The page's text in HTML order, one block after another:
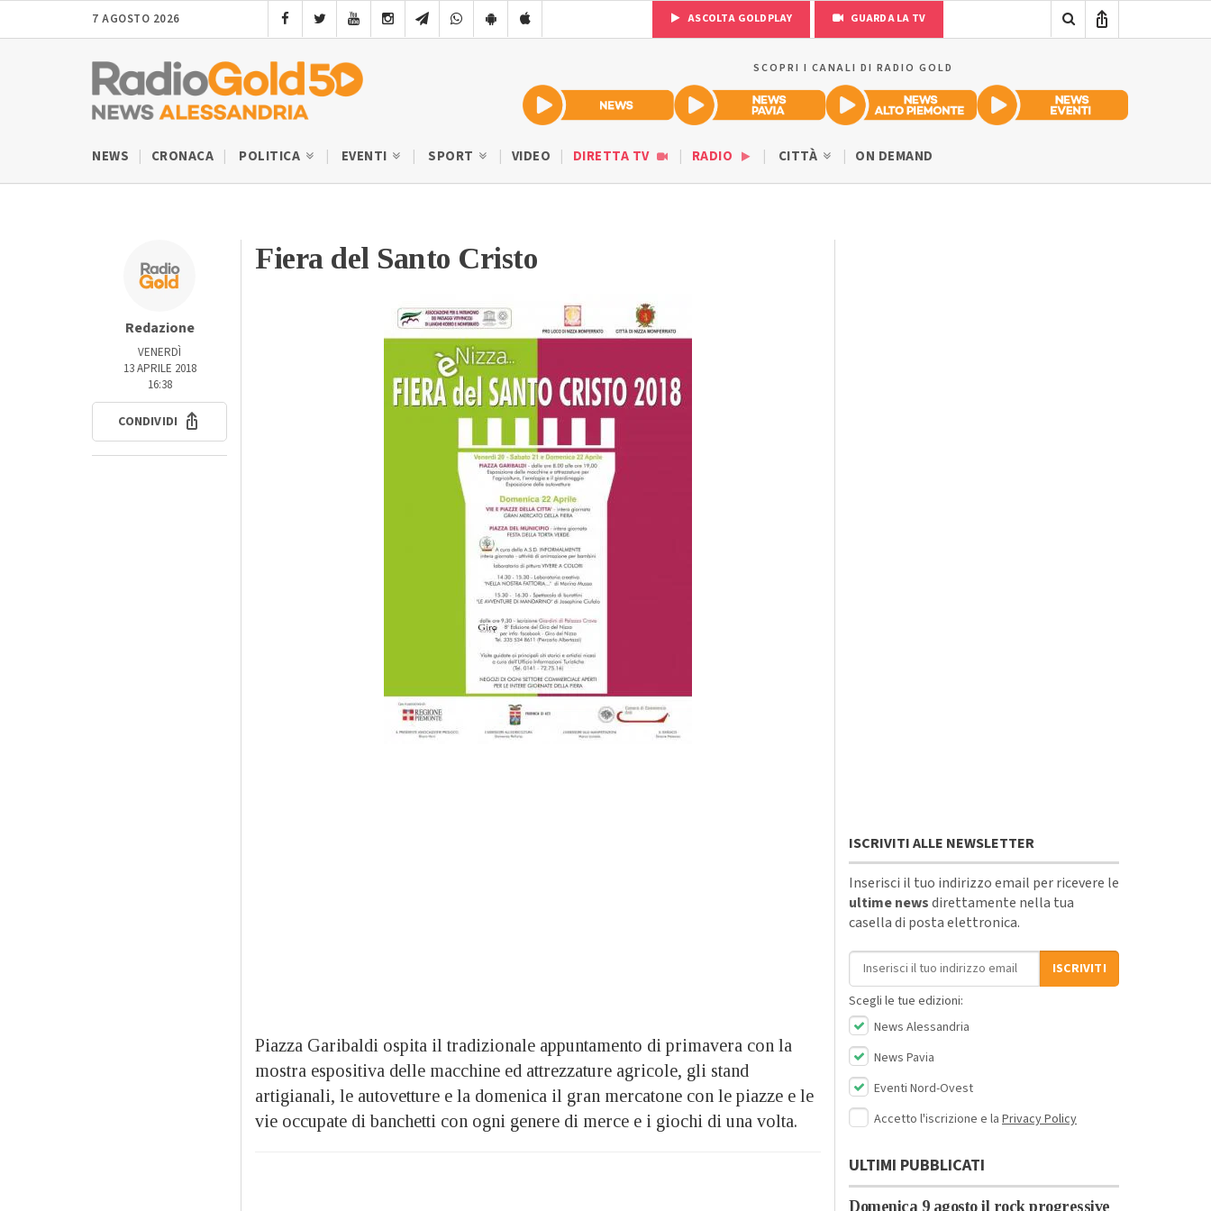
7 AGOSTO 2026 ASCOLTA GOLDPLAY GUARDA LA TV
SCOPRI I CANALI DI RADIO GOLD
NEWS CRONACA POLITICA EVENTI SPORT VIDEO DIRETTA TV RADIO CITTÀ ON DEMAND
Redazione
VENERDÌ
13 APRILE 2018
16:38
CONDIVIDI
Fiera del Santo Cristo
Piazza Garibaldi ospita il tradizionale appuntamento di primavera con la
mostra espositiva delle macchine ed attrezzature agricole, gli stand
artigianali, le autovetture e la domenica il gran mercatone con le piazze e le
vie occupate di banchetti con ogni genere di merce e i giochi di una volta.
ISCRIVITI ALLE NEWSLETTER
Inserisci il tuo indirizzo email per ricevere le
ultime newsdirettamente nella tua
casella di posta elettronica.
Indirizzo email
ISCRIVITI
Scegli le tue edizioni:
News Alessandria
News Pavia
Eventi Nord-Ovest
Accetto l'iscrizione e la Privacy Policy
ULTIMI PUBBLICATI
Domenica 9 agosto il rock progressive